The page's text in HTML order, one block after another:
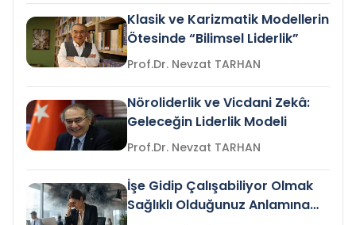
Klasik ve Karizmatik Modellerin
Ötesinde “Bilimsel Liderlik”
Prof.Dr. Nevzat TARHAN
Nöroliderlik ve Vicdani Zekâ:
Geleceğin Liderlik Modeli
Prof.Dr. Nevzat TARHAN
İşe Gidip Çalışabiliyor Olmak
Sağlıklı Olduğunuz Anlamına